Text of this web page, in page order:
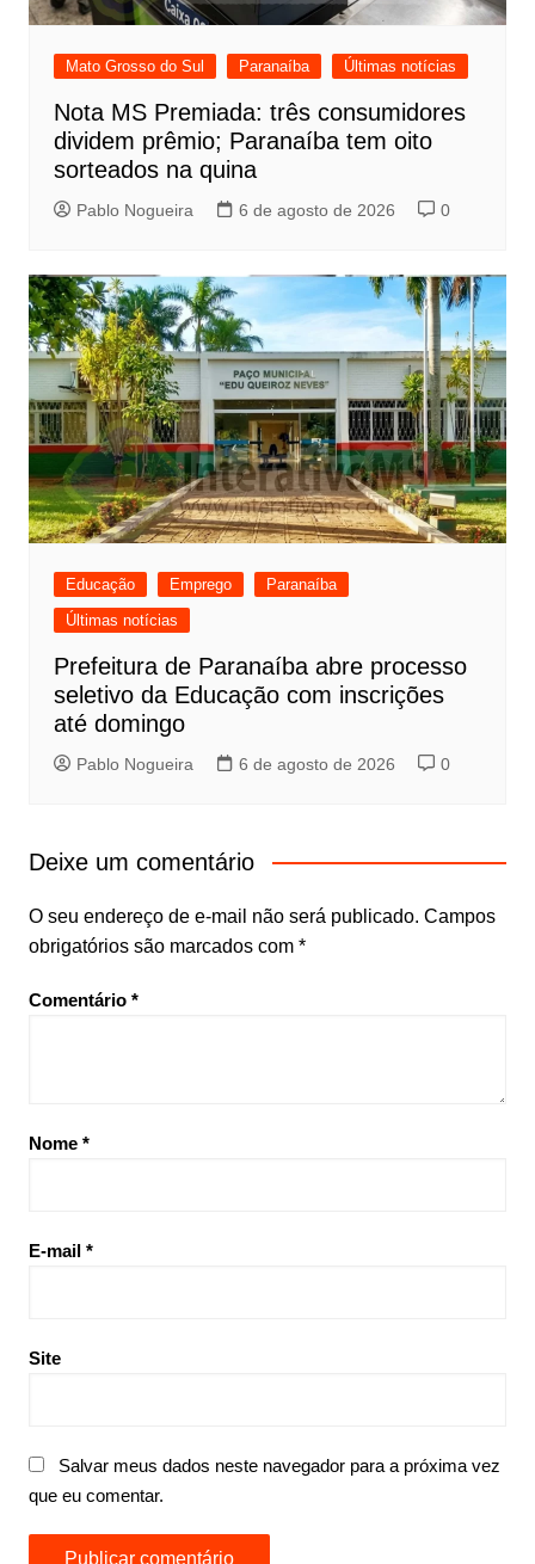
Mato Grosso do Sul Paranaíba Últimas notícias
Nota MS Premiada: três consumidores
dividem prêmio; Paranaíba tem oito
sorteados na quina
Pablo Nogueira 6 de agosto de 2026 0
Educação Emprego
Paranaíba
Últimas notícias
Prefeitura de Paranaíba abre processo
seletivo da Educação com inscrições
até domingo
Pablo Nogueira 6 de agosto de 2026 0
Deixe um comentário
O seu endereço de e-mail não será publicado. Campos
obrigatórios são marcados com *
Comentário *
Nome *
E-mail *
Site
Salvar meus dados neste navegador para a próxima vez
que eu comentar.